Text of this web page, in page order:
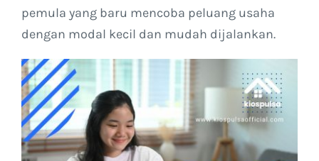
Blog
Kontak Kami
pemula yang baru mencoba peluang usaha
dengan modal kecil dan mudah dijalankan.